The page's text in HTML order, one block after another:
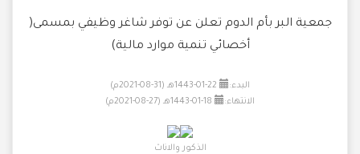
جمعية البر بأم الدوم تعلن عن توفر شاغر وظيفي بمسمى(
أخصائي تنمية موارد مالية)
البدء:
الانتهاء:
الذكور والاناث